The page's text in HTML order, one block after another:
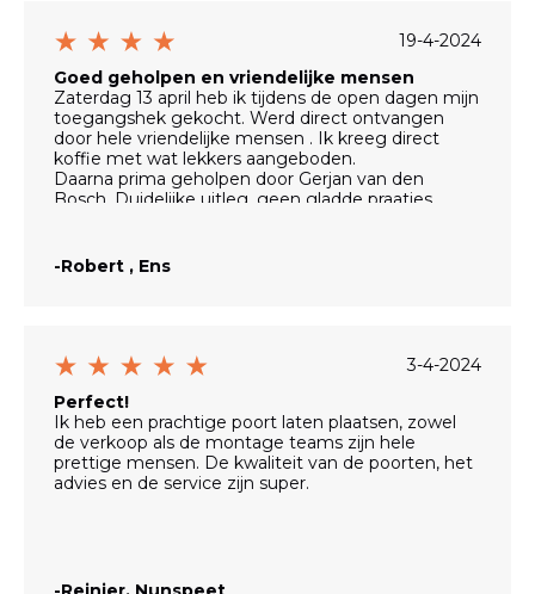
van het vorige hek blijven gebruiken. Na een kleine
week merken we al dat een groot aantal van hen
toch al de mobiele app gebruikt en enkelen
ontdekten dat het via Apple Carplay ook werkt.
19-4-2024
Goed geholpen en vriendelijke mensen
Zaterdag 13 april heb ik tijdens de open dagen mijn
toegangshek gekocht. Werd direct ontvangen
door hele vriendelijke mensen . Ik kreeg direct
koffie met wat lekkers aangeboden.
Daarna prima geholpen door Gerjan van den
Bosch. Duidelijke uitleg, geen gladde praatjes.
-Robert , Ens
3-4-2024
Perfect!
Ik heb een prachtige poort laten plaatsen, zowel
de verkoop als de montage teams zijn hele
prettige mensen. De kwaliteit van de poorten, het
advies en de service zijn super.